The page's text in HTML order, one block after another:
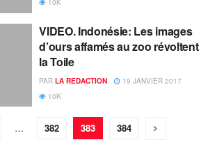
10K
VIDEO. Indonésie: Les images
d’ours affamés au zoo révoltent
la Toile
PAR LA REDACTION
19 JANVIER 2017
10K
… 382 383 384